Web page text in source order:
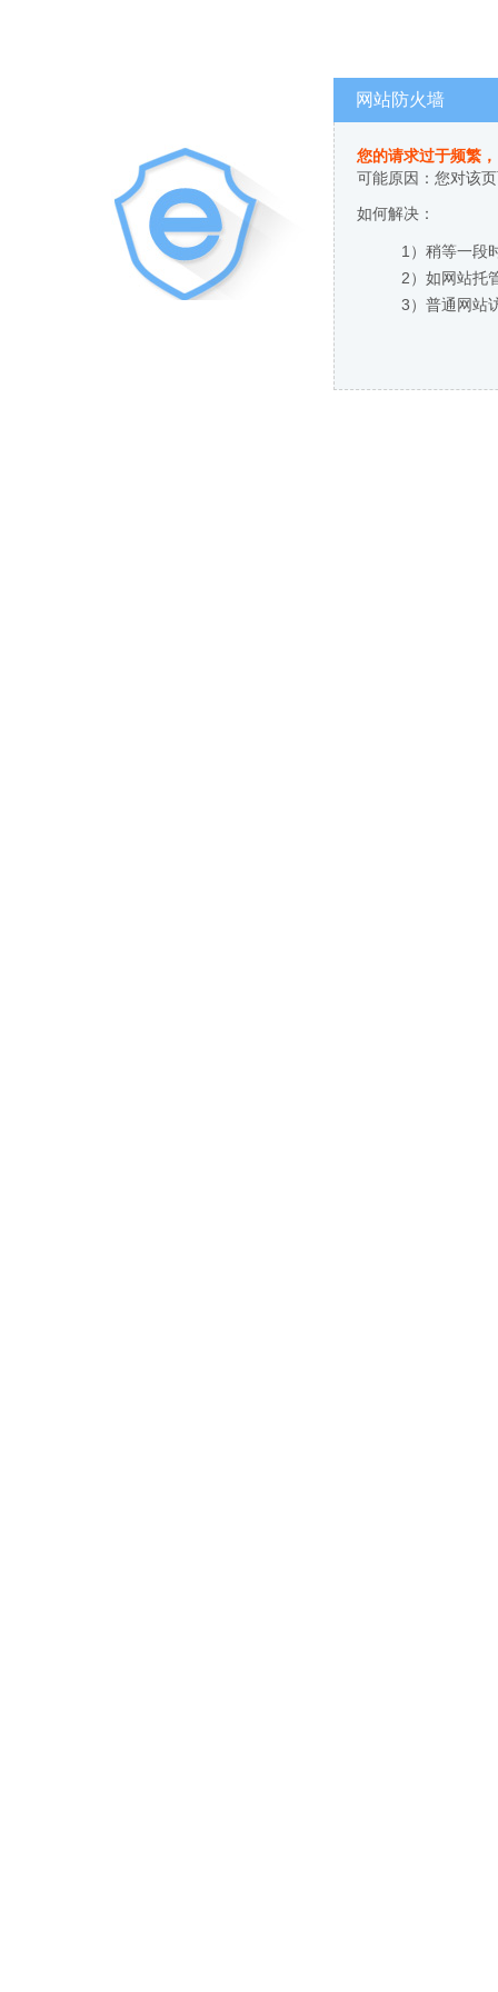
网站防火墙
您的请求过于频繁
可能原因：您对该
如何解决：
1）稍等一段
2）如网站托
3）普通网站